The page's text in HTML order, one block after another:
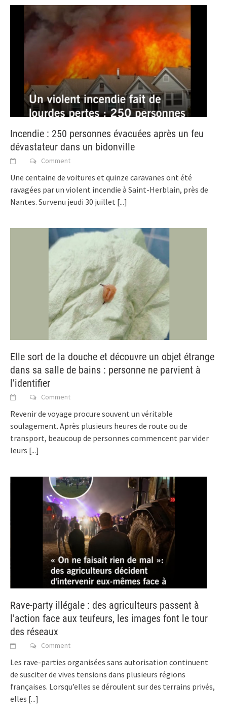
Incendie : 250 personnes évacuées après un feu
dévastateur dans un bidonville
Comment
Une centaine de voitures et quinze caravanes ont été
ravagées par un violent incendie à Saint-Herblain, près de
Nantes. Survenu jeudi 30 juillet [...]
Elle sort de la douche et découvre un objet étrange
dans sa salle de bains : personne ne parvient à
l’identifier
Comment
Revenir de voyage procure souvent un véritable
soulagement. Après plusieurs heures de route ou de
transport, beaucoup de personnes commencent par vider
leurs [...]
Rave-party illégale : des agriculteurs passent à
l’action face aux teufeurs, les images font le tour
des réseaux
Comment
Les rave-parties organisées sans autorisation continuent
de susciter de vives tensions dans plusieurs régions
françaises. Lorsqu’elles se déroulent sur des terrains privés,
elles [...]